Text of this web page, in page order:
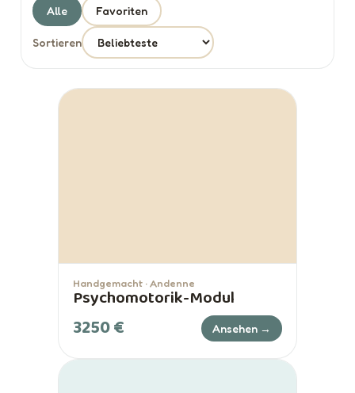
Alle Favoriten
Sortieren
Handgemacht · Andenne
Psychomotorik-Modul
3250 € Ansehen →